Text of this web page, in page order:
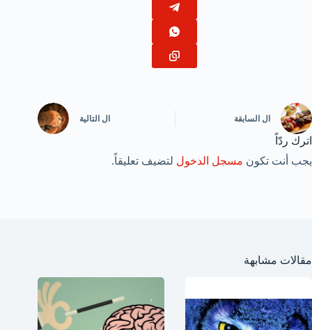
ال السابقة ال التالية
اترك ردّاً
يجب أنت تكون مسجل الدخول لتضيف تعليقاً.
مقالات مشابهة